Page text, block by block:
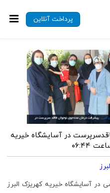
پرداخت آنلاین
در آسایشگاه خیریه
در آسایشگاه خیریه کهریزک البرز